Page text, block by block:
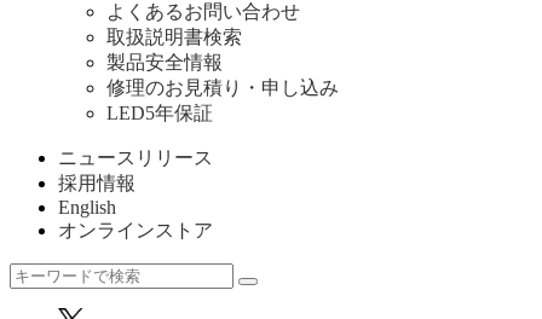
よくあるお問い合わせ
取扱説明書検索
製品安全情報
修理のお見積り・申し込み
LED5年保証
ニュースリリース
採用情報
English
オンラインストア